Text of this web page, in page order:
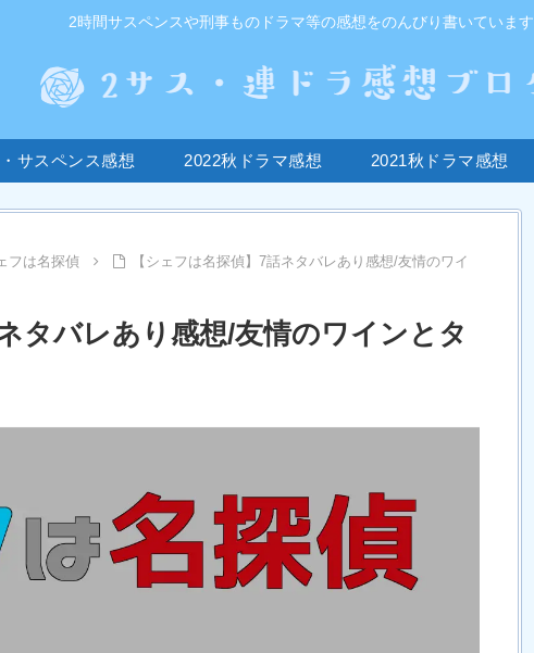
2時間サスペンスや刑事ものドラマ等の感想をのんびり書いています
サスペンス感想 2022秋ドラマ感想 2021秋ドラマ感想
フは名探偵
【シェフは名探偵】7話ネタバレあり感想/友情のワイ
タバレあり感想/友情のワインとタ